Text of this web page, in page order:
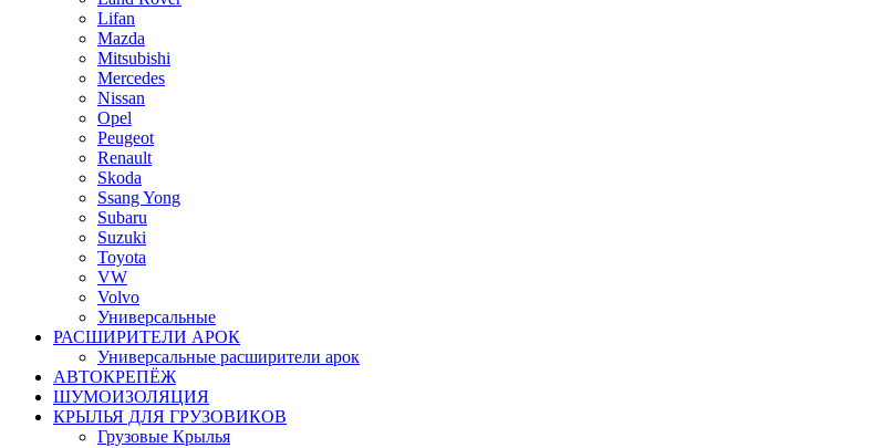
Lifan
Mazda
Mitsubishi
Mercedes
Nissan
Opel
Peugeot
Renault
Skoda
Ssang Yong
Subaru
Suzuki
Toyota
VW
Volvo
Универсальные
РАСШИРИТЕЛИ АРОК
Универсальные расширители арок
АВТОКРЕПЁЖ
ШУМОИЗОЛЯЦИЯ
КРЫЛЬЯ ДЛЯ ГРУЗОВИКОВ
Грузовые Крылья